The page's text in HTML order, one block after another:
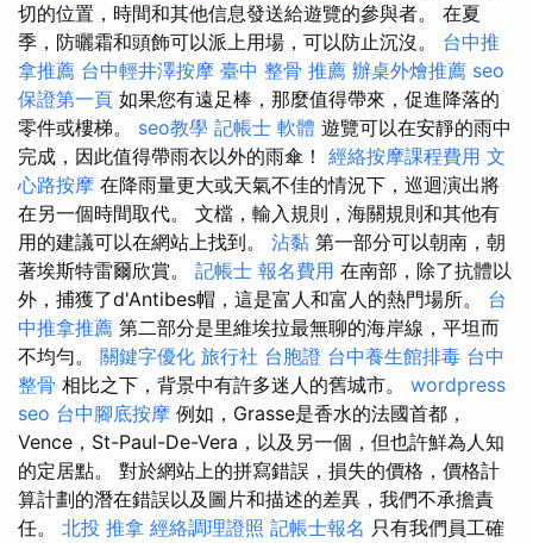
切的位置，時間和其他信息發送給遊覽的參與者。 在夏
季，防曬霜和頭飾可以派上用場，可以防止沉沒。 台中推
拿推薦 台中輕井澤按摩 臺中 整骨 推薦 辦桌外燴推薦 seo
保證第一頁 如果您有遠足棒，那麼值得帶來，促進降落的
零件或樓梯。 seo教學 記帳士 軟體 遊覽可以在安靜的雨中
完成，因此值得帶雨衣以外的雨傘！ 經絡按摩課程費用 文
心路按摩 在降雨量更大或天氣不佳的情況下，巡迴演出將
在另一個時間取代。 文檔，輸入規則，海關規則和其他有
用的建議可以在網站上找到。 沾黏 第一部分可以朝南，朝
著埃斯特雷爾欣賞。 記帳士 報名費用 在南部，除了抗體以
外，捕獲了d'Antibes帽，這是富人和富人的熱門場所。 台
中推拿推薦 第二部分是里維埃拉最無聊的海岸線，平坦而
不均勻。 關鍵字優化 旅行社 台胞證 台中養生館排毒 台中
整骨 相比之下，背景中有許多迷人的舊城市。 wordpress
seo 台中腳底按摩 例如，Grasse是香水的法國首都，
Vence，St-Paul-De-Vera，以及另一個，但也許鮮為人知
的定居點。 對於網站上的拼寫錯誤，損失的價格，價格計
算計劃的潛在錯誤以及圖片和描述的差異，我們不承擔責
任。 北投 推拿 經絡調理證照 記帳士報名 只有我們員工確